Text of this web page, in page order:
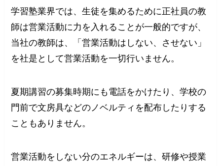
学習塾業界では、生徒を集めるために正社員の教
師は営業活動に力を入れることが一般的ですが、
当社の教師は、「営業活動はしない、させない」
を社是として営業活動を一切行いません。
夏期講習の募集時期にも電話をかけたり、学校の
門前で文房具などのノベルティを配布したりする
こともありません。
営業活動をしない分のエネルギーは、研修や授業